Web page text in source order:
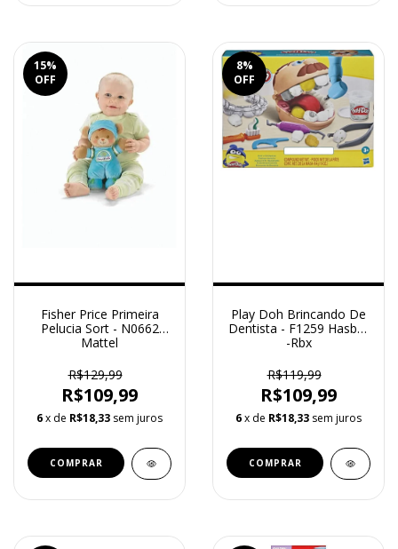
15%
OFF
Fisher Price Primeira
Pelucia Sort - N0662
Mattel
R$129,99
R$109,99
6x de R$18,33 sem juros
8%
OFF
Play Doh Brincando De
Dentista - F1259 Hasbro
-Rbx
R$119,99
R$109,99
6x de R$18,33 sem juros